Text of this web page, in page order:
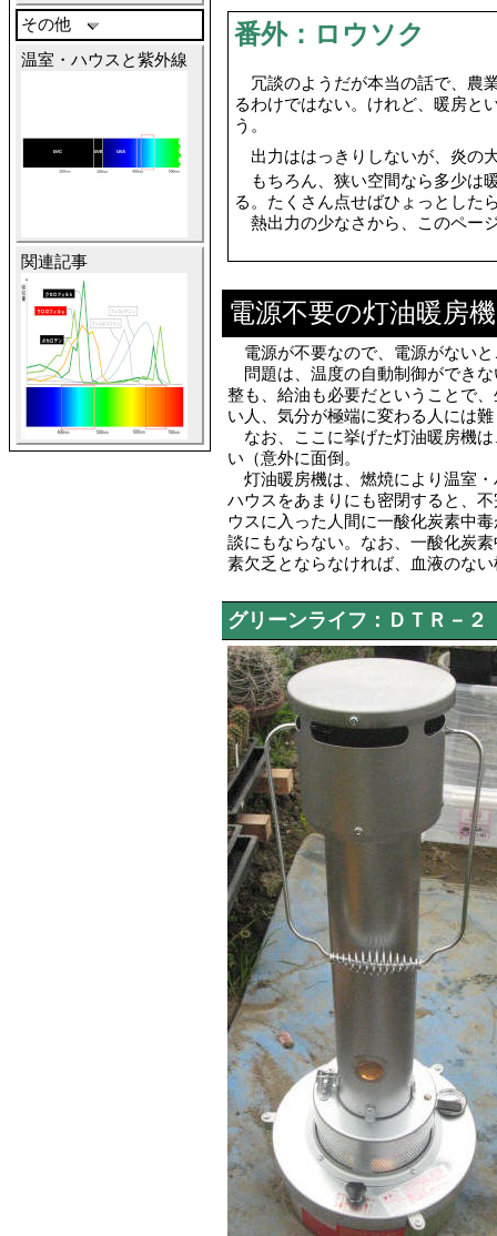
その他
温室・ハウスと紫外線
関連記事
番外：ロウソク
冗談のようだが本当の話で、農
るわけではない。けれど、暖房と
う。
出力ははっきりしないが、炎の
もちろん、狭い空間なら多少は
る。たくさん点せばひょっとした
熱出力の少なさから、このペー
電源不要の灯油暖房機
電源が不要なので、電源がない
問題は、温度の自動制御ができ
整も、給油も必要だということで
い人、気分が極端に変わる人には
なお、ここに挙げた灯油暖房機
い（意外に面倒。
灯油暖房機は、燃焼により温室
ハウスをあまりにも密閉すると、
ウスに入った人間に一酸化炭素中
談にもならない。なお、一酸化炭
素欠乏とならなければ、血液のな
グリーンライフ：ＤＴＲ－２